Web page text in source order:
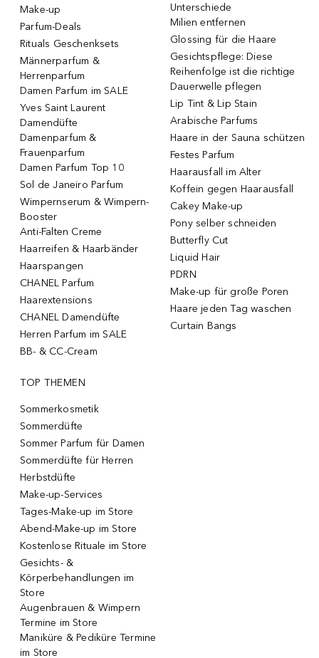
Make-up
Parfum-Deals
Rituals Geschenksets
Männerparfum &
Herrenparfum
Damen Parfum im SALE
Yves Saint Laurent
Damendüfte
Damenparfum &
Frauenparfum
Damen Parfum Top 10
Sol de Janeiro Parfum
Wimpernserum & Wimpern-
Booster
Anti-Falten Creme
Haarreifen & Haarbänder
Haarspangen
CHANEL Parfum
Haarextensions
CHANEL Damendüfte
Herren Parfum im SALE
BB- & CC-Cream
Unterschiede
Milien entfernen
Glossing für die Haare
Gesichtspflege: Diese
Reihenfolge ist die richtige
Dauerwelle pflegen
Lip Tint & Lip Stain
Arabische Parfums
Haare in der Sauna schützen
Festes Parfum
Haarausfall im Alter
Koffein gegen Haarausfall
Cakey Make-up
Pony selber schneiden
Butterfly Cut
Liquid Hair
PDRN
Make-up für große Poren
Haare jeden Tag waschen
Curtain Bangs
TOP THEMEN
Sommerkosmetik
Sommerdüfte
Sommer Parfum für Damen
Sommerdüfte für Herren
Herbstdüfte
Make-up-Services
Tages-Make-up im Store
Abend-Make-up im Store
Kostenlose Rituale im Store
Gesichts- &
Körperbehandlungen im
Store
Augenbrauen & Wimpern
Termine im Store
Maniküre & Pediküre Termine
im Store